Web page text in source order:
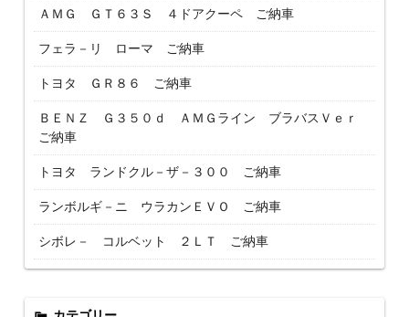
ＡＭＧ ＧＴ６３Ｓ ４ドアクーペ ご納車
フェラ－リ ローマ ご納車
トヨタ ＧＲ８６ ご納車
ＢＥＮＺ Ｇ３５０ｄ ＡＭＧライン ブラバスＶｅｒ
ご納車
トヨタ ランドクル－ザ－３００ ご納車
ランボルギ－ニ ウラカンＥＶＯ ご納車
シボレ－ コルベット ２ＬＴ ご納車